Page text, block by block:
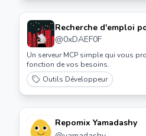
Recherche d'emploi
@0xDAEF0F
Un serveur MCP simple qui vous
fonction de vos besoins.
Outils Développeur
Repomix Yamadashy